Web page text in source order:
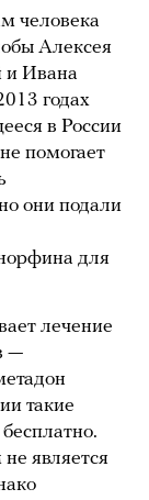
человека
Алексея
и Ивана
годах
в России
помогает
они подали
для
лечение
—
такие
является